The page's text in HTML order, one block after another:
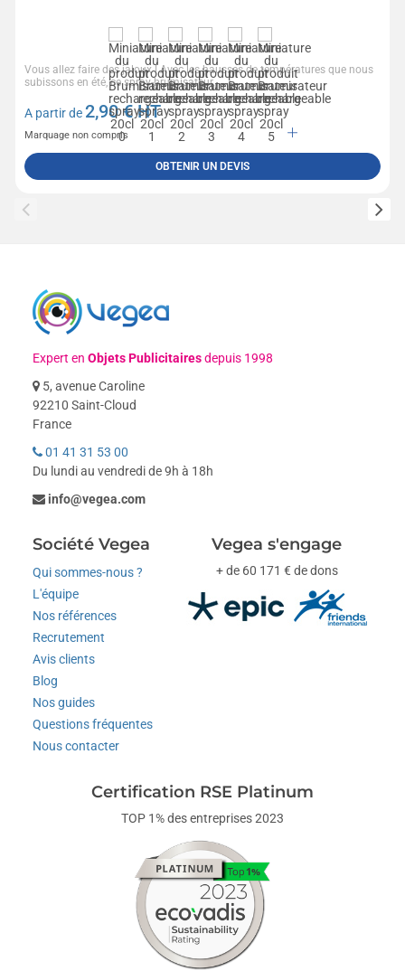
Vous allez faire des jaloux ! Avec les hausses de températures que nous
subissons en été, ce spray-brumisateur...
A partir de2,90€ HT
Marquage non compris
OBTENIR UN DEVIS
Expert enObjets Publicitairesdepuis 1998
5, avenue Caroline
92210 Saint-Cloud
France
01 41 31 53 00
Du lundi au vendredi de 9h à 18h
info@vegea.com
Société Vegea
Qui sommes-nous ?
L'équipe
Nos références
Recrutement
Avis clients
Blog
Nos guides
Questions fréquentes
Nous contacter
Vegea s'engage
+ de 60 171 € de dons
Certification RSE Platinum
TOP 1% des entreprises 2023